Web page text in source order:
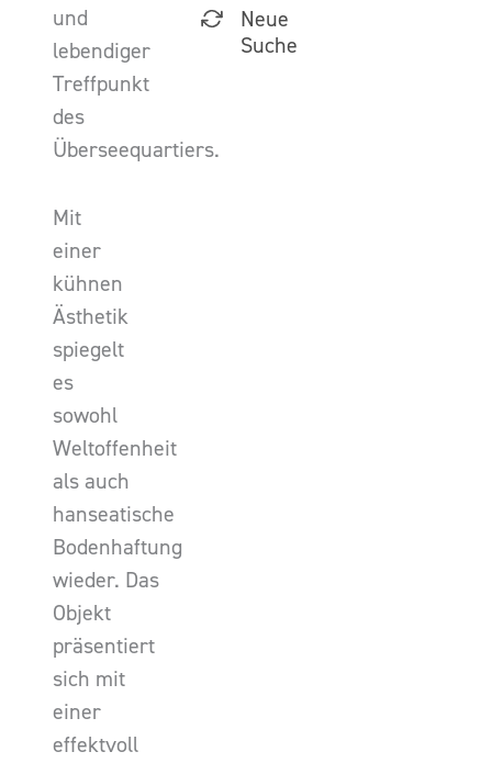
und
lebendiger
Treffpunkt
des
Überseequartiers.
Mit
einer
kühnen
Ästhetik
spiegelt
es
sowohl
Weltoffenheit
als auch
hanseatische
Bodenhaftung
wieder. Das
Objekt
präsentiert
sich mit
einer
effektvoll
Neue
Suche